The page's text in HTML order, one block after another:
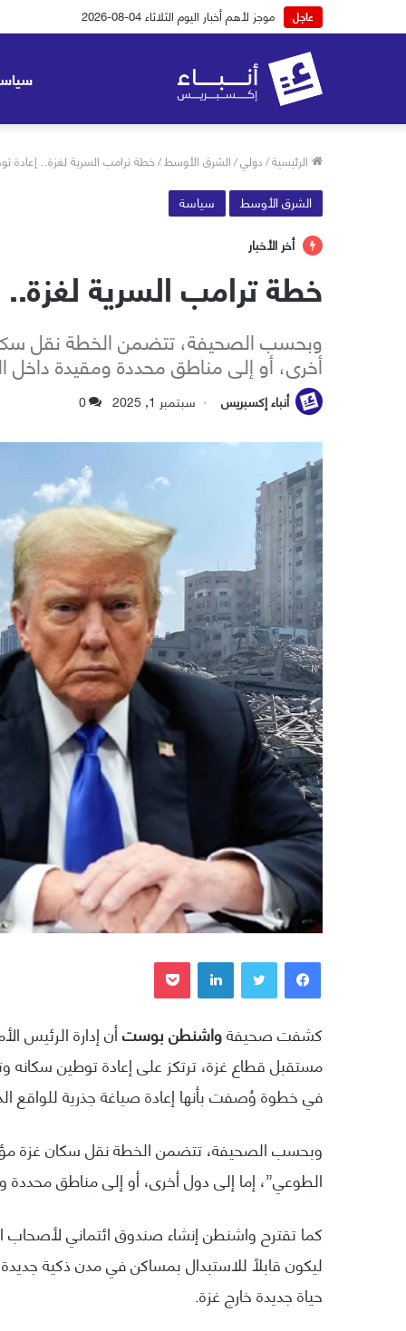
عاجل موجز لأهم أخبار اليوم الاثنين 03-08-2026
الرئيسية/دولي/الشرق الأوسط/خطة ترامب السرية لغزة.. إعادة
الشرق الأوسط
سياسة
أخر الأخبار
خطة ترامب السرية
وبحسب الصحيفة، تتضمن الخطة نقل
أخرى، أو إلى مناطق محددة ومقيدة داخل
أنباء إكسبريس سبتمبر 1, 2025 0
فيسبوك
كشفت صحيفةواشنطن بوست
مستقبل قطاع غزة، ترتكز على إعادة توطين
في خطوة وُصفت بأنها إعادة صياغة جذرية للواقع
وبحسب الصحيفة، تتضمن الخطة نقل سكان غزة
الطوعي”، إما إلى دول أخرى، أو إلى مناطق محددة
كما تقترح واشنطن إنشاء صندوق ائتماني لأصحاب
ليكون قابلاً للاستبدال بمساكن في مدن ذكية
حياة جديدة خارج غزة.